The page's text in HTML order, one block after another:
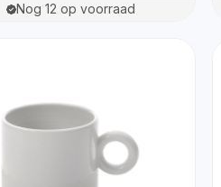
Nog 12 op voorraad